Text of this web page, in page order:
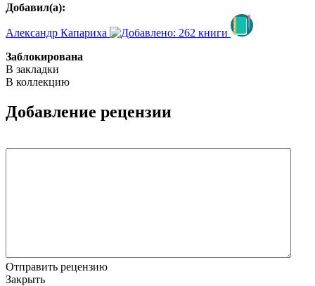
Добавил(а):
Александр Капариха
Заблокирована
В закладки
В коллекцию
Добавление рецензии
Отправить рецензию
Закрыть